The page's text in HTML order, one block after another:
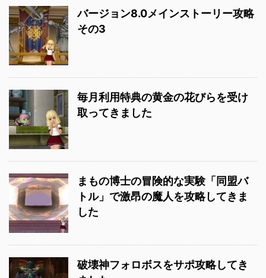
バージョン8.0メインストーリー攻略
その3
毎月利用特典の黄金の花びらを受け
取ってきました
まもの博士の冒険的な実験「同盟バ
トル」で激昂の魔人を攻略してきま
した
破壊神フォロボスをサポ攻略してき